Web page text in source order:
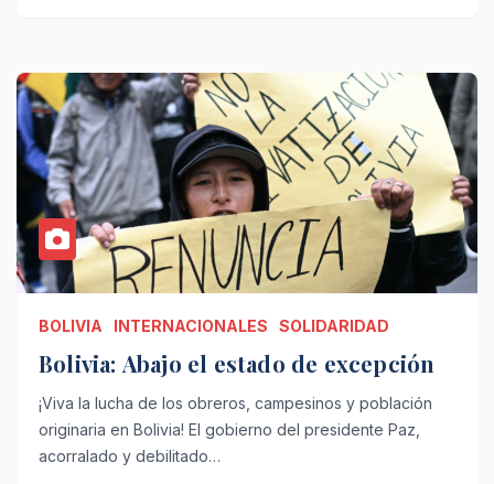
BOLIVIA INTERNACIONALES SOLIDARIDAD
Bolivia: Abajo el estado de excepción
¡Viva la lucha de los obreros, campesinos y población
originaria en Bolivia! El gobierno del presidente Paz,
acorralado y debilitado…